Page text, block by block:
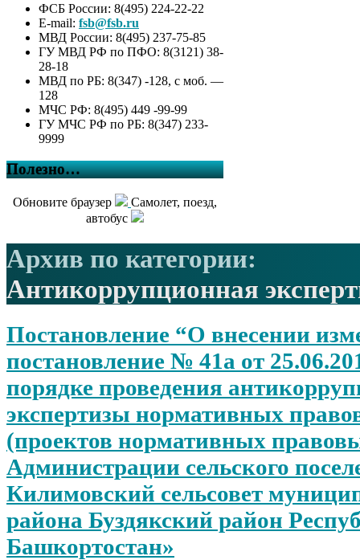
ФСБ России: 8(495) 224-22-22
E-mail: fsb@fsb.ru
МВД России: 8(495) 237-75-85
ГУ МВД РФ по ПФО: 8(3121) 38-
28-18
МВД по РБ: 8(347) -128, с моб. —
128
МЧС РФ: 8(495) 449 -99-99
ГУ МЧС РФ по РБ: 8(347) 233-
9999
Полезно…
Обновите браузер
Самолет, поезд,
автобус
Архив по категории:
Антикоррупционная
Постановление “О внесении
постановление № 41а от
порядке проведения
экспертизы нормативных
(проектов нормативных
Администрации сельского
Килимовский сельсовет
района Буздякский район
Башкортостан»